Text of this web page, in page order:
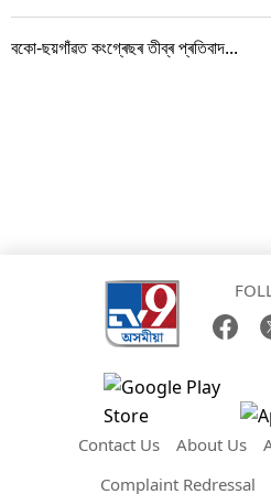
বকো-ছয়গাঁৱত কংগ্ৰেছৰ তীব্ৰ প্ৰতিবাদ...
Contact Us About Us
Complaint Redressal